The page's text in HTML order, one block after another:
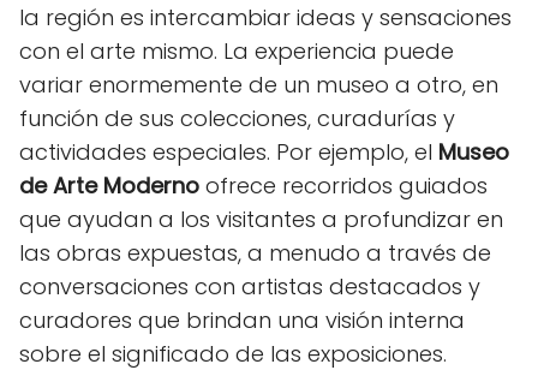
la región es intercambiar ideas y sensaciones
con el arte mismo. La experiencia puede
variar enormemente de un museo a otro, en
función de sus colecciones, curadurías y
actividades especiales. Por ejemplo, el Museo
de Arte Moderno ofrece recorridos guiados
que ayudan a los visitantes a profundizar en
las obras expuestas, a menudo a través de
conversaciones con artistas destacados y
curadores que brindan una visión interna
sobre el significado de las exposiciones.